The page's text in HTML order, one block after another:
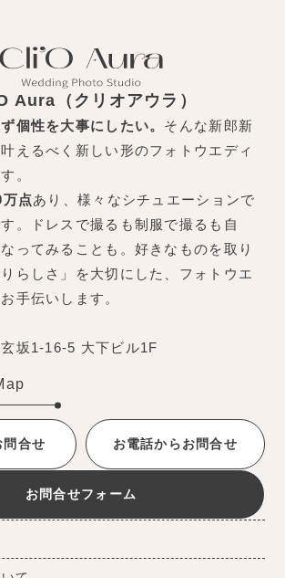
Aura（クリオアウラ）
個性を大事にしたい。 そんな新郎新
えるべく新しい形のフォトウエディ
。
点あり、様々なシチュエーションで
。ドレスで撮るも制服で撮るも自
ってみることも。好きなものを取り
らしさ」を大切にした、フォトウエ
手伝いします。
坂1-16-5 大下ビル1F
合せ お電話からお問合せ
お問合せフォーム